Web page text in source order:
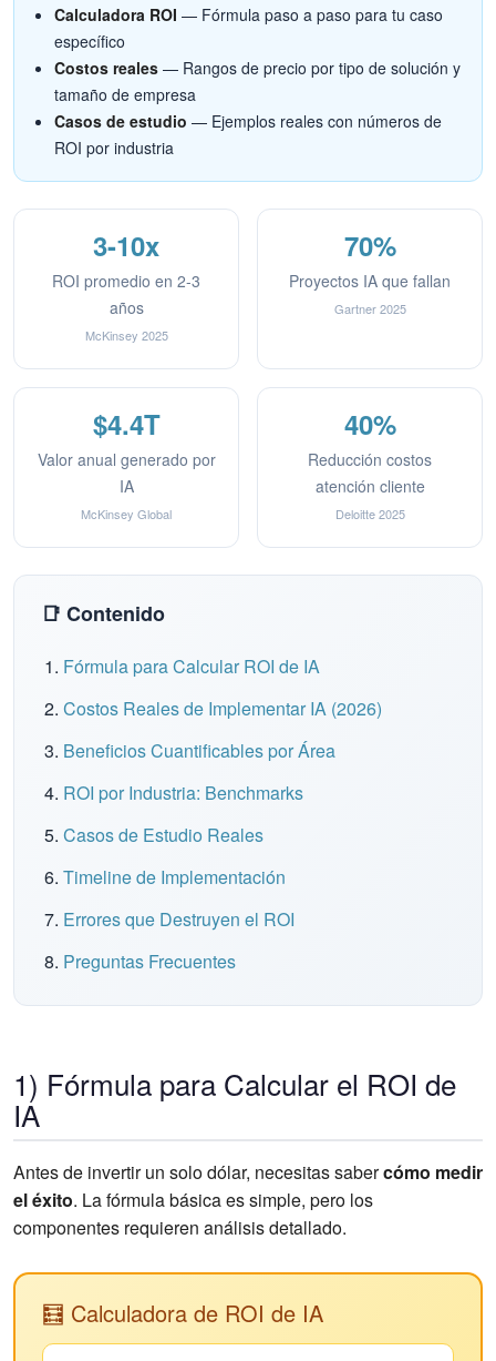
Calculadora ROI — Fórmula paso a paso para tu caso
específico
Costos reales — Rangos de precio por tipo de solución y
tamaño de empresa
Casos de estudio — Ejemplos reales con números de
ROI por industria
3-10x
ROI promedio en 2-3
años
McKinsey 2025
70%
Proyectos IA que fallan
Gartner 2025
$4.4T
Valor anual generado por
IA
McKinsey Global
40%
Reducción costos
atención cliente
Deloitte 2025
📑 Contenido
Fórmula para Calcular ROI de IA
Costos Reales de Implementar IA (2026)
Beneficios Cuantificables por Área
ROI por Industria: Benchmarks
Casos de Estudio Reales
Timeline de Implementación
Errores que Destruyen el ROI
Preguntas Frecuentes
1) Fórmula para Calcular el ROI de
IA
Antes de invertir un solo dólar, necesitas sabercómo medir
el éxito. La fórmula básica es simple, pero los
componentes requieren análisis detallado.
🧮 Calculadora de ROI de IA